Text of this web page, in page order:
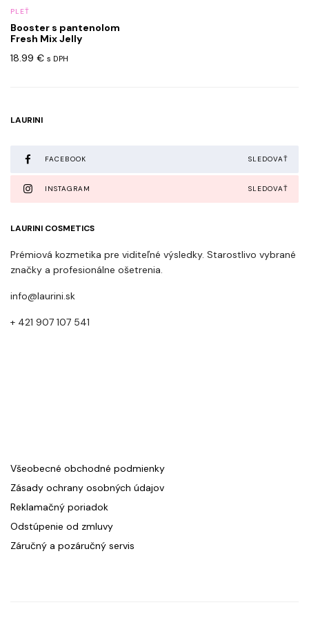
PLEŤ
Booster s pantenolom
Fresh Mix Jelly
18.99 € s DPH
LAURINI
FACEBOOK SLEDOVAŤ
INSTAGRAM SLEDOVAŤ
LAURINI COSMETICS
Prémiová kozmetika pre viditeľné výsledky. Starostlivo vybrané
značky a profesionálne ošetrenia.
info@laurini.sk
+ 421 907 107 541
Všeobecné obchodné podmienky
Zásady ochrany osobných údajov
Reklamačný poriadok
Odstúpenie od zmluvy
Záručný a pozáručný servis